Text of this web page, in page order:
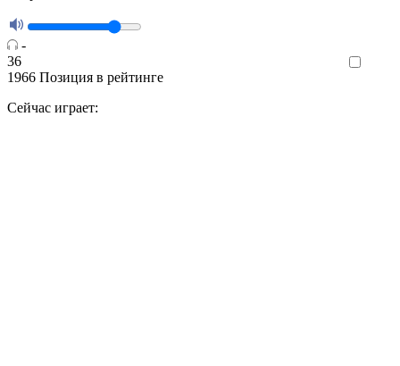
-
36
1966 Позиция в рейтинге
Сейчас играет: